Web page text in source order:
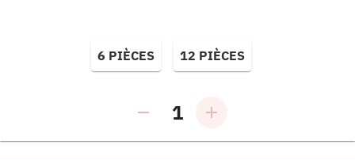
6 PIÈCES 12 PIÈCES
1